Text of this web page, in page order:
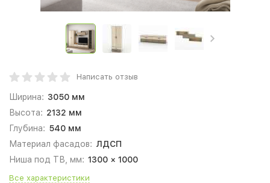
Написать отзыв
Ширина: 3050 мм
Высота: 2132 мм
Глубина: 540 мм
Материал фасадов: ЛДСП
Ниша под ТВ, мм: 1300 × 1000
Все характеристики